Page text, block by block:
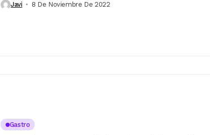
Javi 8 De Noviembre De 2022
Gastro